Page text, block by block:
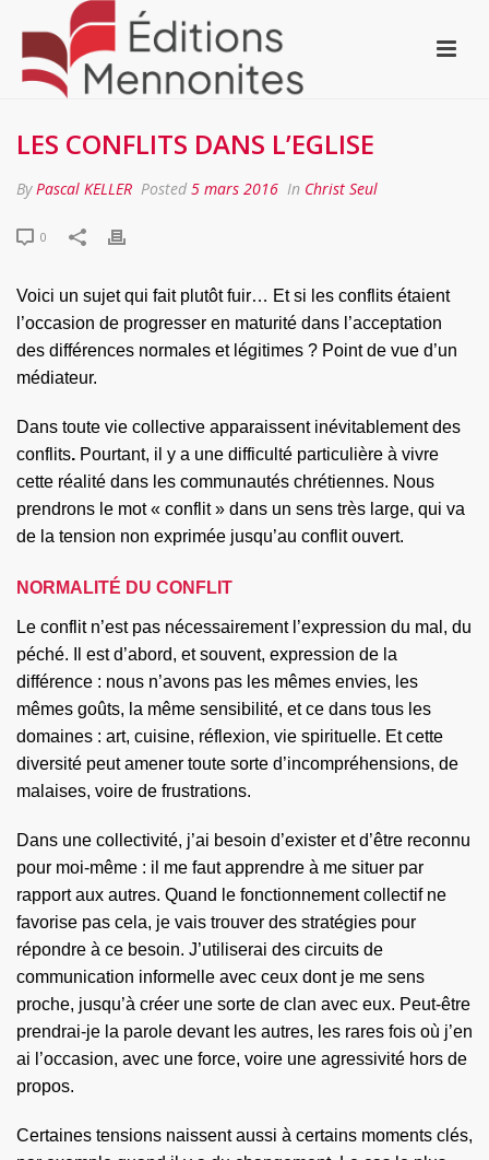
LES CONFLITS DANS L’EGLISE
ByPascal KELLER Posted 5 mars 2016 In Christ Seul
0
Voici un sujet qui fait plutôt fuir… Et si les conflits étaient
l’occasion de progresser en maturité dans l’acceptation
des différences normales et légitimes ? Point de vue d’un
médiateur.
Dans toute vie collective apparaissent inévitablement des
conflits. Pourtant, il y a une difficulté particulière à vivre
cette réalité dans les communautés chrétiennes. Nous
prendrons le mot « conflit » dans un sens très large, qui va
de la tension non exprimée jusqu’au conflit ouvert.
NORMALITÉ DU CONFLIT
Le conflit n’est pas nécessairement l’expression du mal, du
péché. Il est d’abord, et souvent, expression de la
différence : nous n’avons pas les mêmes envies, les
mêmes goûts, la même sensibilité, et ce dans tous les
domaines : art, cuisine, réflexion, vie spirituelle. Et cette
diversité peut amener toute sorte d’incompréhensions, de
malaises, voire de frustrations.
Dans une collectivité, j’ai besoin d’exister et d’être reconnu
pour moi-même : il me faut apprendre à me situer par
rapport aux autres. Quand le fonctionnement collectif ne
favorise pas cela, je vais trouver des stratégies pour
répondre à ce besoin. J’utiliserai des circuits de
communication informelle avec ceux dont je me sens
proche, jusqu’à créer une sorte de clan avec eux. Peut-être
prendrai-je la parole devant les autres, les rares fois où j’en
ai l’occasion, avec une force, voire une agressivité hors de
propos.
Certaines tensions naissent aussi à certains moments clés,